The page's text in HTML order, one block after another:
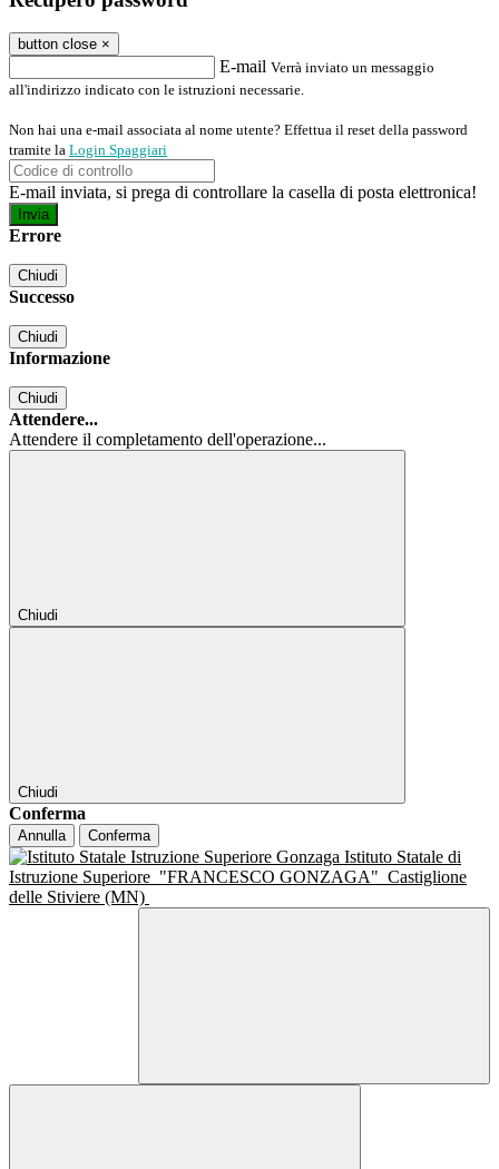
button close ×
E-mail Verrà inviato un messaggio
all'indirizzo indicato con le istruzioni necessarie.
Non hai una e-mail associata al nome utente? Effettua il reset della password
tramite la Login Spaggiari
E-mail inviata, si prega di controllare la casella di posta elettronica!
Errore
Chiudi
Successo
Chiudi
Informazione
Chiudi
Attendere...
Attendere il completamento dell'operazione...
Chiudi
Chiudi
Conferma
Annulla Conferma
Istituto Statale di
Istruzione Superiore "FRANCESCO GONZAGA" Castiglione
delle Stiviere (MN)